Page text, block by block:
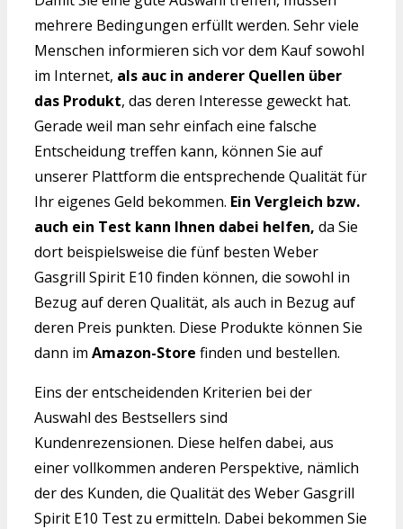
mehrere Bedingungen erfüllt werden. Sehr viele
Menschen informieren sich vor dem Kauf sowohl
im Internet, als auc in anderer Quellen über
das Produkt, das deren Interesse geweckt hat.
Gerade weil man sehr einfach eine falsche
Entscheidung treffen kann, können Sie auf
unserer Plattform die entsprechende Qualität für
Ihr eigenes Geld bekommen. Ein Vergleich bzw.
auch ein Test kann Ihnen dabei helfen, da Sie
dort beispielsweise die fünf besten Weber
Gasgrill Spirit E10 finden können, die sowohl in
Bezug auf deren Qualität, als auch in Bezug auf
deren Preis punkten. Diese Produkte können Sie
dann im Amazon-Store finden und bestellen.
Eins der entscheidenden Kriterien bei der
Auswahl des Bestsellers sind
Kundenrezensionen. Diese helfen dabei, aus
einer vollkommen anderen Perspektive, nämlich
der des Kunden, die Qualität des Weber Gasgrill
Spirit E10 Test zu ermitteln. Dabei bekommen Sie